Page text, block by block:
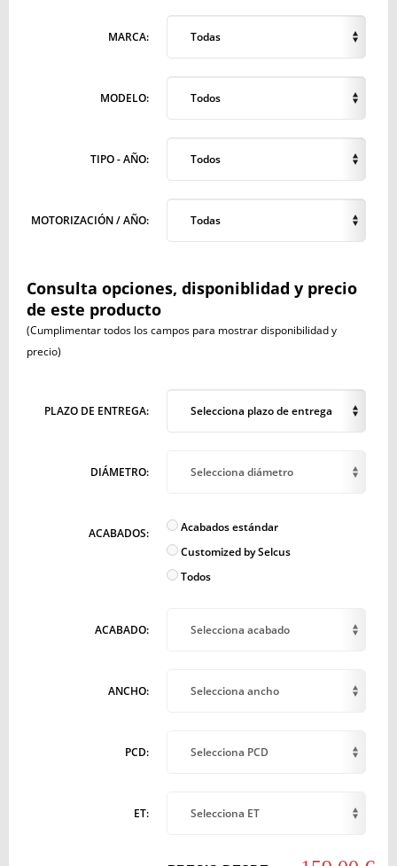
MARCA: Todas
MODELO: Todos
TIPO - AÑO: Todos
MOTORIZACIÓN / AÑO: Todas
Consulta opciones, disponiblidad y precio
de este producto
(Cumplimentar todos los campos para mostrar disponibilidad y
precio)
PLAZO DE ENTREGA: Selecciona plazo de entrega
DIÁMETRO: Selecciona diámetro
ACABADOS:
Acabados estándar
Customized by Selcus
Todos
ACABADO: Selecciona acabado
ANCHO: Selecciona ancho
PCD: Selecciona PCD
ET: Selecciona ET